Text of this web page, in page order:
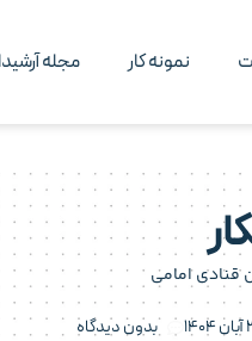
نمونه کار مجله آرشیدا
قنادی امامی
بدون دیدگاه